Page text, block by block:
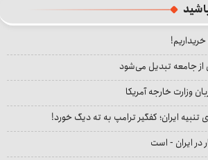
از جامعه تبدیل می‌شود
وزارت خارجه آمریکا
تنبیه ایران؛ کفگیر ترامپ به ته دیگ خورد!
در ایران - است